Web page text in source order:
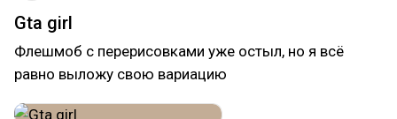
Gta girl
Флешмоб с перерисовками уже остыл, но я всё
равно выложу свою вариацию